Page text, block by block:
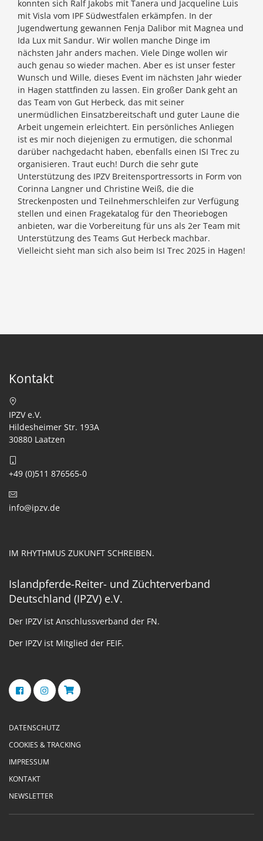
konnten sich Ralf Jakobs mit Tanera und Jacqueline Luis
mit Visla vom IPF Südwestfalen erkämpfen. In der
Jugendwertung gewannen Fenja Dalibor mit Magnea und
Ida Lux mit Sandur. Wir wollen manche Dinge im
nächsten Jahr anders machen. Viele Dinge wollen wir
auch genau so wieder machen. Aber es ist unser fester
Wunsch und Wille, dieses Event im nächsten Jahr wieder
in Hagen stattfinden zu lassen. Ein großer Dank geht an
das Team von Gut Herbeck, das mit seiner
unermüdlichen Einsatzbereitschaft und guter Laune die
Arbeit ungemein erleichtert. Ein persönliches Anliegen
ist es mir noch diejenigen zu ermutigen, die schonmal
darüber nachgedacht haben, ebenfalls einen ISI Trec zu
organisieren. Traut euch! Durch die sehr gute
Unterstützung des IPZV Breitensportressorts in Form von
Corinna Langner und Christine Weiß, die die
Streckenposten und Teilnehmerschleifen zur Verfügung
stellen und einen Fragekatalog für den Theoriebogen
anbieten, war die Vorbereitung für uns als 2er Team mit
Unterstützung des Teams Gut Herbeck machbar.
Vielleicht sieht man sich also beim IsI Trec 2025 in Hagen!
Kontakt
IPZV e.V.
Hildesheimer Str. 193A
30880 Laatzen
+49 (0)511 876565-0
info@ipzv.de
IM RHYTHMUS ZUKUNFT SCHREIBEN.
Islandpferde-Reiter- und Züchterverband
Deutschland (IPZV) e.V.
Der IPZV ist Anschlussverband der FN.
Der IPZV ist Mitglied der FEIF.
DATENSCHUTZ
COOKIES & TRACKING
IMPRESSUM
KONTAKT
NEWSLETTER